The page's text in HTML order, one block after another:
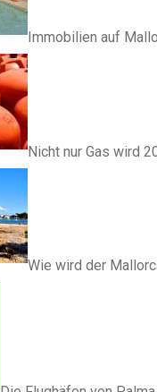
Immobilien auf
Nicht nur Gas wird
Wie wird der